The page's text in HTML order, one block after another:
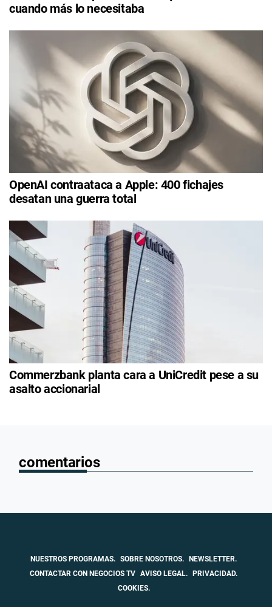
cuando más lo necesitaba
OpenAI contraataca a Apple: 400 fichajes
desatan una guerra total
Commerzbank planta cara a UniCredit pese a su
asalto accionarial
comentarios
NUESTROS PROGRAMAS. SOBRE NOSOTROS.
NEWSLETTER.
CONTACTAR CON NEGOCIOS TV AVISO LEGAL.
PRIVACIDAD.
COOKIES.